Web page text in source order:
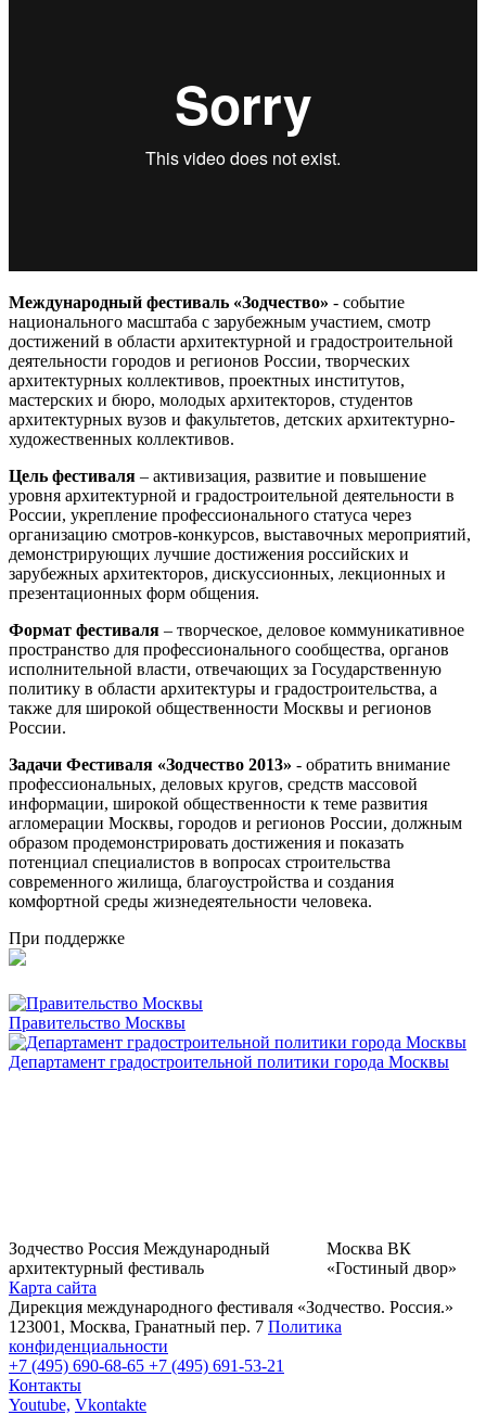
Международный фестиваль «Зодчество» - событие
национального масштаба с зарубежным участием, смотр
достижений в области архитектурной и градостроительной
деятельности городов и регионов России, творческих
архитектурных коллективов, проектных институтов,
мастерских и бюро, молодых архитекторов, студентов
архитектурных вузов и факультетов, детских архитектурно-
художественных коллективов.
Цель фестиваля – активизация, развитие и повышение
уровня архитектурной и градостроительной деятельности в
России, укрепление профессионального статуса через
организацию смотров-конкурсов, выставочных мероприятий,
демонстрирующих лучшие достижения российских и
зарубежных архитекторов, дискуссионных, лекционных и
презентационных форм общения.
Формат фестиваля – творческое, деловое коммуникативное
пространство для профессионального сообщества, органов
исполнительной власти, отвечающих за Государственную
политику в области архитектуры и градостроительства, а
также для широкой общественности Москвы и регионов
России.
Задачи Фестиваля «Зодчество 2013» - обратить внимание
профессиональных, деловых кругов, средств массовой
информации, широкой общественности к теме развития
агломерации Москвы, городов и регионов России, должным
образом продемонстрировать достижения и показать
потенциал специалистов в вопросах строительства
современного жилища, благоустройства и создания
комфортной среды жизнедеятельности человека.
При поддержке
Правительство Москвы
Департамент градостроительной политики города Москвы
Зодчество Россия Международный
архитектурный фестиваль
Карта сайта
Москва ВК
«Гостиный двор»
Дирекция международного фестиваля «Зодчество. Россия.»
123001, Москва, Гранатный пер. 7 Политика
конфиденциальности
+7 (495) 690-68-65 +7 (495) 691-53-21
Контакты
Youtube, Vkontakte